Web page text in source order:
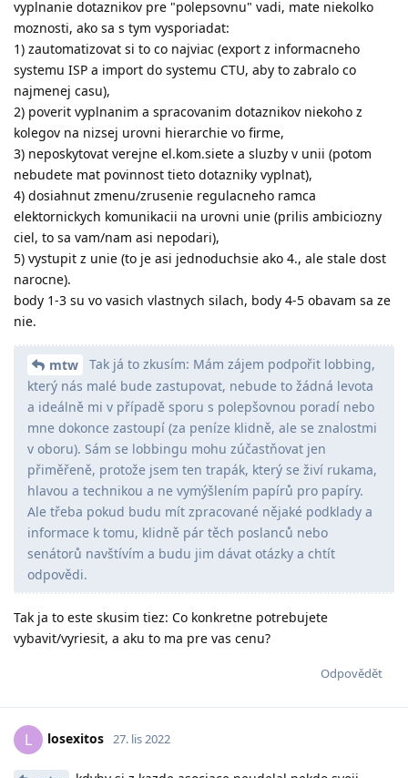
vyplnanie dotaznikov pre "polepsovnu" vadi, mate niekolko
moznosti, ako sa s tym vysporiadat:
1) zautomatizovat si to co najviac (export z informacneho
systemu ISP a import do systemu CTU, aby to zabralo co
najmenej casu),
2) poverit vyplnanim a spracovanim dotaznikov niekoho z
kolegov na nizsej urovni hierarchie vo firme,
3) neposkytovat verejne el.kom.siete a sluzby v unii (potom
nebudete mat povinnost tieto dotazniky vyplnat),
4) dosiahnut zmenu/zrusenie regulacneho ramca
elektornickych komunikacii na urovni unie (prilis ambiciozny
ciel, to sa vam/nam asi nepodari),
5) vystupit z unie (to je asi jednoduchsie ako 4., ale stale dost
narocne).
body 1-3 su vo vasich vlastnych silach, body 4-5 obavam sa ze
nie.
mtw
Tak já to zkusím: Mám zájem podpořit lobbing,
který nás malé bude zastupovat, nebude to žádná levota
a ideálně mi v případě sporu s polepšovnou poradí nebo
mne dokonce zastoupí (za peníze klidně, ale se znalostmi
v oboru). Sám se lobbingu mohu zúčastňovat jen
přiměřeně, protože jsem ten trapák, který se živí rukama,
hlavou a technikou a ne vymýšlením papírů pro papíry.
Ale třeba pokud budu mít zpracované nějaké podklady a
informace k tomu, klidně pár těch poslanců nebo
senátorů navštívím a budu jim dávat otázky a chtít
odpovědi.
Tak ja to este skusim tiez: Co konkretne potrebujete
vybavit/vyriesit, a aku to ma pre vas cenu?
Odpovědět
L losexitos 27. lis 2022